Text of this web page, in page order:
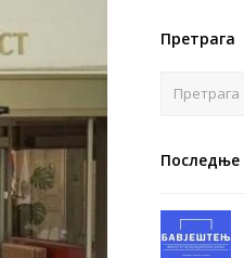
Претрага
Последње